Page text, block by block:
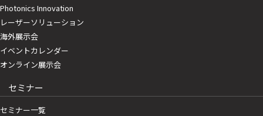
Photonics Innovation
レーザーソリューション
海外展示会
イベントカレンダー
オンライン展示会
セミナー
セミナー一覧